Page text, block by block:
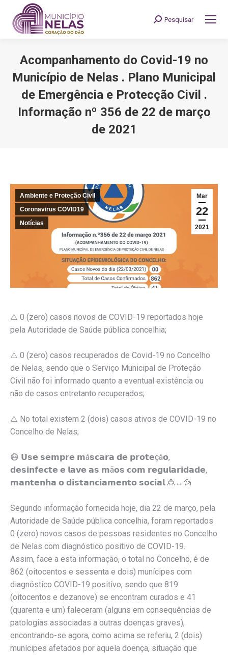
Search:
Pesquisar
Acompanhamento do Covid-19 no
Município de Nelas . Plano Municipal
de Emergência e Protecção Civil .
Informação nº 356 de 22 de março
de 2021
Mar
22
2021
Ambiente e Proteção Civil
Coronavirus COVID19
Notícias
⚠️ 0 (zero) casos novos de COVID-19 reportados hoje
pela Autoridade de Saúde pública concelhia;
⚠️ 0 (zero) casos recuperados de Covid-19 no Concelho
de Nelas, sendo que o Serviço Municipal de Proteção
Civil não foi informado quanto a eventual existência ou
não de casos entretanto recuperados;
⚠️ No total existem 2 (dois) casos ativos de COVID-19 no
Concelho de Nelas;
😷 𝗨𝘀𝗲 𝘀𝗲𝗺𝗽𝗿𝗲 𝗺á𝘀𝗰𝗮𝗿𝗮 𝗱𝗲 𝗽𝗿𝗼𝘁𝗲çã𝗼,
𝗱𝗲𝘀𝗶𝗻𝗳𝗲𝗰𝘁𝗲 𝗲 𝗹𝗮𝘃𝗲 𝗮𝘀 𝗺ã𝗼𝘀 𝗰𝗼𝗺 𝗿𝗲𝗴𝘂𝗹𝗮𝗿𝗶𝗱𝗮𝗱𝗲,
𝗺𝗮𝗻𝘁𝗲𝗻𝗵𝗮 𝗼 𝗱𝗶𝘀𝘁𝗮𝗻𝗰𝗶𝗮𝗺𝗲𝗻𝘁𝗼 𝘀𝗼𝗰𝗶𝗮𝗹 🙎 ↔️ 🙍
Segundo informação fornecida hoje, dia 22 de março, pela
Autoridade de Saúde pública concelhia, foram reportados
0 (zero) novos casos de pessoas residentes no Concelho
de Nelas com diagnóstico positivo de COVID-19.
Assim, face a esta informação, o total no Concelho, é de
862 (oitocentos e sessenta e dois) munícipes com
diagnóstico COVID-19 positivo, sendo que 819
(oitocentos e dezanove) se encontram curados e 41
(quarenta e um) faleceram (alguns em consequências de
patologias associadas a outras doenças graves),
encontrando-se agora, como acima se referiu, 2 (dois)
munícipes afetados por aquela doença, situação que